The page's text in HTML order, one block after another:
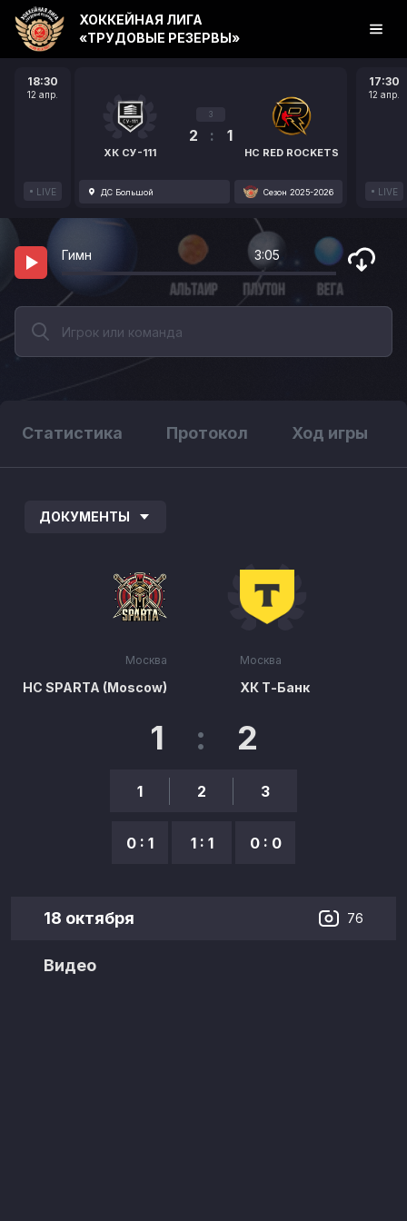
18:30
12 апр.
LIVE
ХК СУ-111
3
2 : 1
HC RED ROCKETS
ДС Большой Сезон 2025-2026
17:30
12 апр.
LIVE
ХОККЕЙНАЯ ЛИГА
«ТРУДОВЫЕ РЕЗЕРВЫ»
Гимн 3:05
Статистика Протокол Ход игры
ДОКУМЕНТЫ
Москва
HC SPARTA (Moscow)
1 : 2
1
0 : 1
2
1 : 1
3
0 : 0
Москва
ХК Т-Банк
18 октября 76
Видео